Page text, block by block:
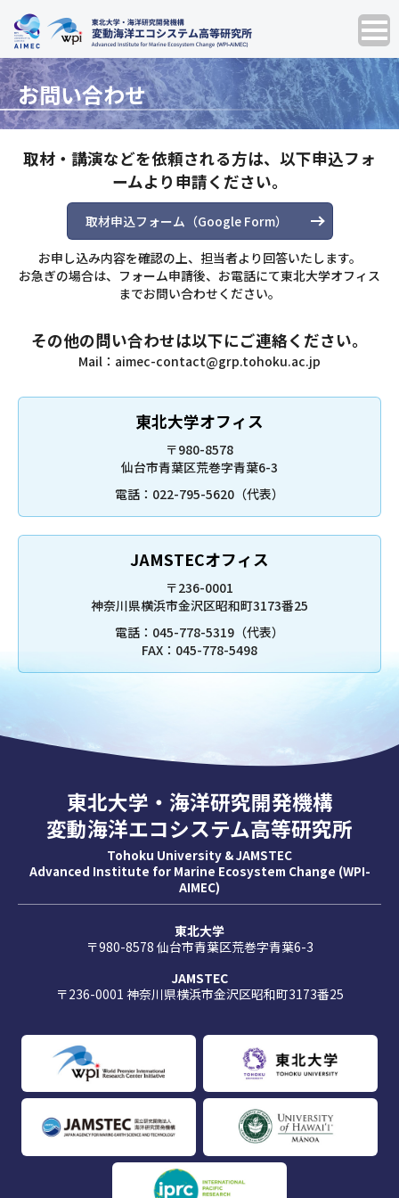
お問い合わせ
取材・講演などを依頼される方は、以下申込フォ
ームより申請ください。
取材申込フォーム（Google Form）
お申し込み内容を確認の上、担当者より回答いたします。
お急ぎの場合は、フォーム申請後、お電話にて東北大学オフィス
までお問い合わせください。
その他の問い合わせは以下にご連絡ください。
Mail： aimec-contact@grp.tohoku.ac.jp
東北大学オフィス
〒980-8578
仙台市青葉区荒巻字青葉6-3
電話：022-795-5620（代表）
JAMSTECオフィス
〒236-0001
神奈川県横浜市金沢区昭和町3173番25
電話：045-778-5319（代表）
FAX：045-778-5498
東北大学・海洋研究開発機構
変動海洋エコシステム高等研究所
Tohoku University & JAMSTEC
Advanced Institute for Marine Ecosystem Change (WPI-
AIMEC)
東北大学
〒980-8578 仙台市青葉区荒巻字青葉6-3
JAMSTEC
〒236-0001 神奈川県横浜市金沢区昭和町3173番25